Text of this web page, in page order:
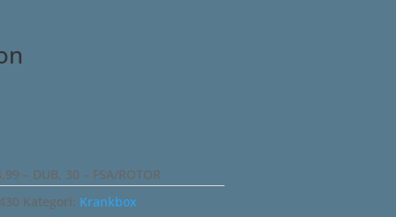
– DUB, 30 – FSA/ROTOR
Kategori: Krankbox